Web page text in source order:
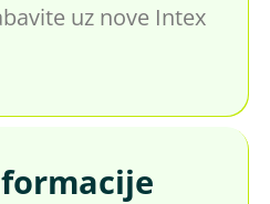
uz nove Intex